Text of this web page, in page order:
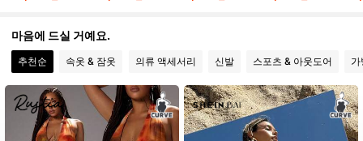
4.89
4.89 450K 팔로워
마음에 드실 거예요.
추천순 속옷 & 잠옷 의류 액세서리 신발 스포츠 & 아웃도어